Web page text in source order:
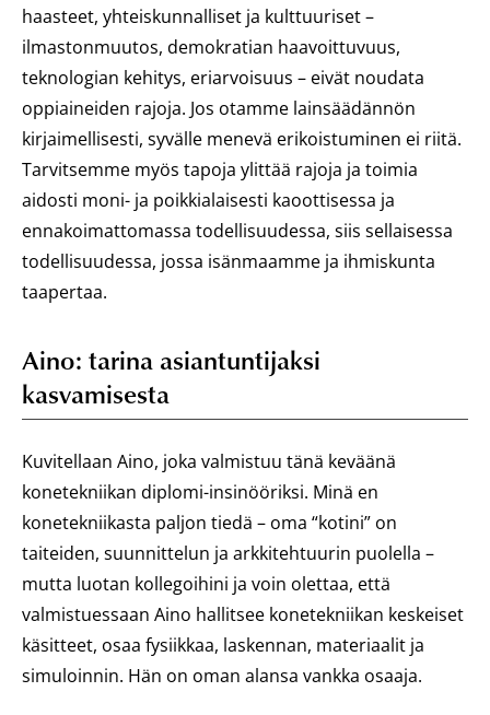
haasteet, yhteiskunnalliset ja kulttuuriset –
ilmastonmuutos, demokratian haavoittuvuus,
teknologian kehitys, eriarvoisuus – eivät noudata
oppiaineiden rajoja. Jos otamme lainsäädännön
kirjaimellisesti, syvälle menevä erikoistuminen ei riitä.
Tarvitsemme myös tapoja ylittää rajoja ja toimia
aidosti moni- ja poikkialaisesti kaoottisessa ja
ennakoimattomassa todellisuudessa, siis sellaisessa
todellisuudessa, jossa isänmaamme ja ihmiskunta
taapertaa.
Aino: tarina asiantuntijaksi
kasvamisesta
Kuvitellaan Aino, joka valmistuu tänä keväänä
konetekniikan diplomi-insinööriksi. Minä en
konetekniikasta paljon tiedä – oma “kotini” on
taiteiden, suunnittelun ja arkkitehtuurin puolella –
mutta luotan kollegoihini ja voin olettaa, että
valmistuessaan Aino hallitsee konetekniikan keskeiset
käsitteet, osaa fysiikkaa, laskennan, materiaalit ja
simuloinnin. Hän on oman alansa vankka osaaja.